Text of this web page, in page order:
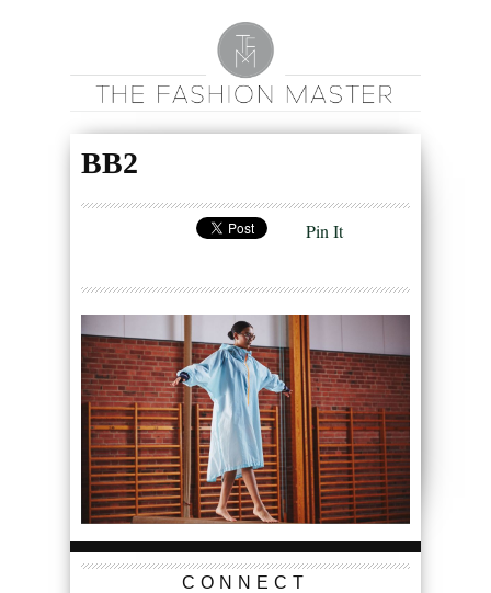
BB2
Pin It
CONNECT